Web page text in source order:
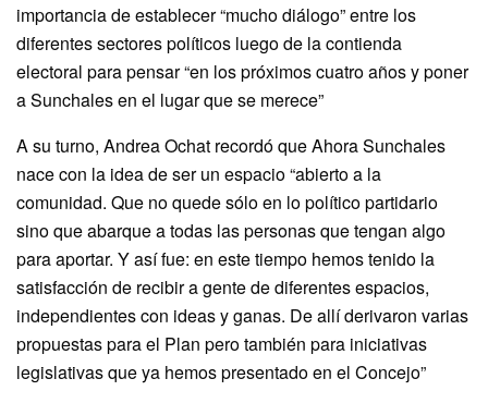
importancia de establecer “mucho diálogo” entre los
diferentes sectores políticos luego de la contienda
electoral para pensar “en los próximos cuatro años y poner
a Sunchales en el lugar que se merece”
A su turno, Andrea Ochat recordó que Ahora Sunchales
nace con la idea de ser un espacio “abierto a la
comunidad. Que no quede sólo en lo político partidario
sino que abarque a todas las personas que tengan algo
para aportar. Y así fue: en este tiempo hemos tenido la
satisfacción de recibir a gente de diferentes espacios,
independientes con ideas y ganas. De allí derivaron varias
propuestas para el Plan pero también para iniciativas
legislativas que ya hemos presentado en el Concejo”